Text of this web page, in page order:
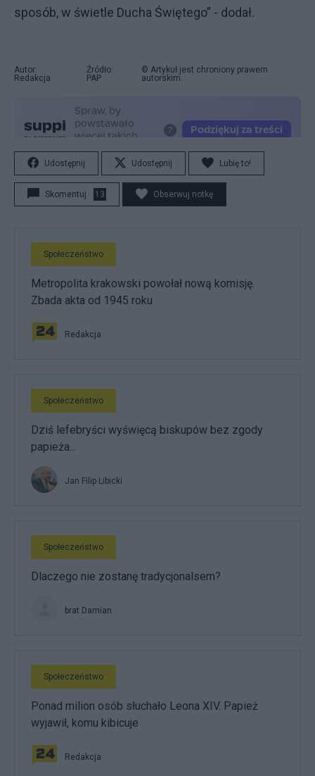
sposób, w świetle Ducha Świętego” - dodał.
Autor:
Redakcja
Źródło:
PAP
© Artykuł jest chroniony prawem
autorskim.
Udostępnij Udostępnij Lubię to!
Skomentuj 13 Obserwuj notkę
Społeczeństwo
Metropolita krakowski powołał nową komisję.
Zbada akta od 1945 roku
Redakcja
Społeczeństwo
Dziś lefebryści wyświęcą biskupów bez zgody
papieża...
Jan Filip Libicki
Społeczeństwo
Dlaczego nie zostanę tradycjonalsem?
brat Damian
Społeczeństwo
Ponad milion osób słuchało Leona XIV. Papież
wyjawił, komu kibicuje
Redakcja